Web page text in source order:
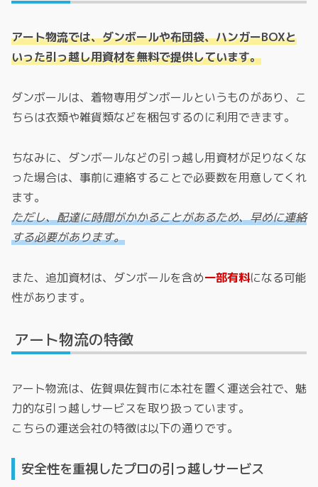
アート物流では、ダンボールや布団袋、ハンガーBOXと
いった引っ越し用資材を無料で提供しています。
ダンボールは、着物専用ダンボールというものがあり、こ
ちらは衣類や雑貨類などを梱包するのに利用できます。
ちなみに、ダンボールなどの引っ越し用資材が足りなくな
った場合は、事前に連絡することで必要数を用意してくれ
ます。
ただし、配達に時間がかかることがあるため、早めに連絡
する必要があります。
また、追加資材は、ダンボールを含め一部有料になる可能
性があります。
アート物流の特徴
アート物流は、佐賀県佐賀市に本社を置く運送会社で、魅
力的な引っ越しサービスを取り扱っています。
こちらの運送会社の特徴は以下の通りです。
安全性を重視したプロの引っ越しサービス